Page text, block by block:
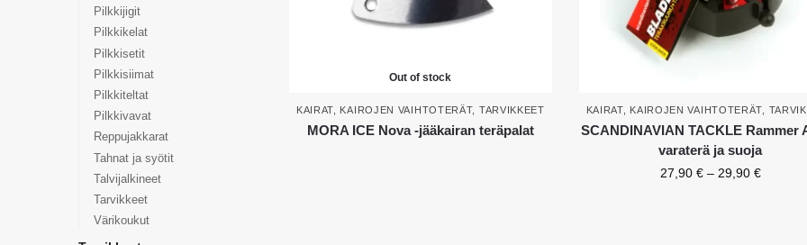
Out of stock
KAIRAT, KAIROJEN VAIHTOTERÄT, TARVIKKEET
MORA ICE Nova -jääkairan teräpalat
KAIRAT, KAIROJEN VAIHTOTERÄT,
SCANDINAVIAN TACKLE Rammer
varaterä ja suoja
27,90 € – 29,90 €
Pilkkijigit
Pilkkikelat
Pilkkisetit
Pilkkisiimat
Pilkkiteltat
Pilkkivavat
Reppujakkarat
Tahnat ja syötit
Talvijalkineet
Tarvikkeet
Värikoukut